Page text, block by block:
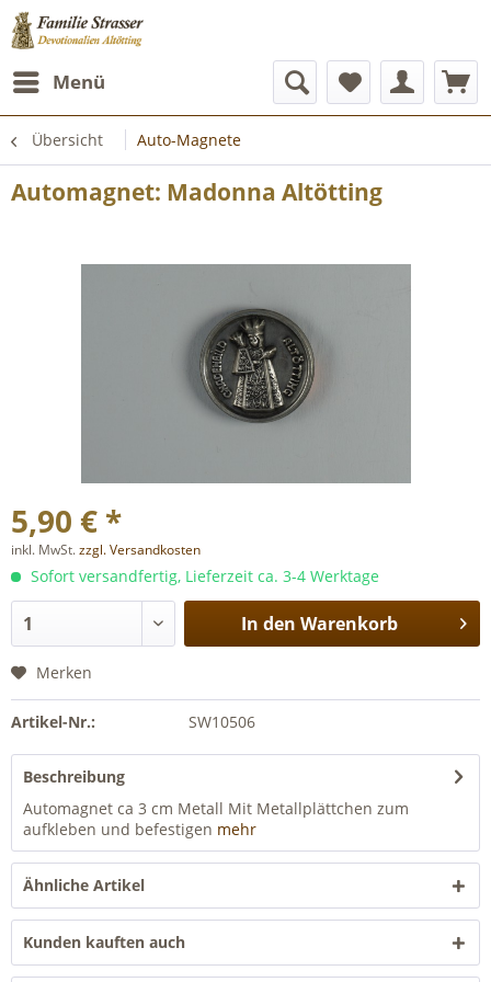
Menü
Übersicht Auto-Magnete
Automagnet: Madonna Altötting
5,90 € *
inkl. MwSt.zzgl. Versandkosten
Sofort versandfertig, Lieferzeit ca. 3-4 Werktage
In den Warenkorb
Merken
Artikel-Nr.: SW10506
Beschreibung
Automagnet ca 3 cm Metall Mit Metallplättchen zum
aufkleben und befestigen mehr
Ähnliche Artikel
Kunden kauften auch